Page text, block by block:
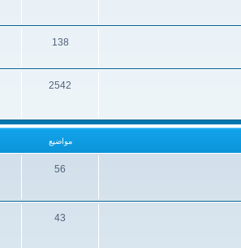
138
2542
مواضيع
56
43